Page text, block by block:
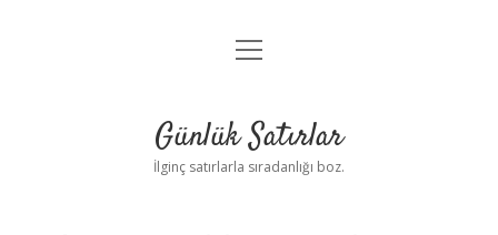
Anasayfa
Yasal Uyarı
menüyü
Günlük Satırlar
İlginç satırlarla sıradanlığı boz.